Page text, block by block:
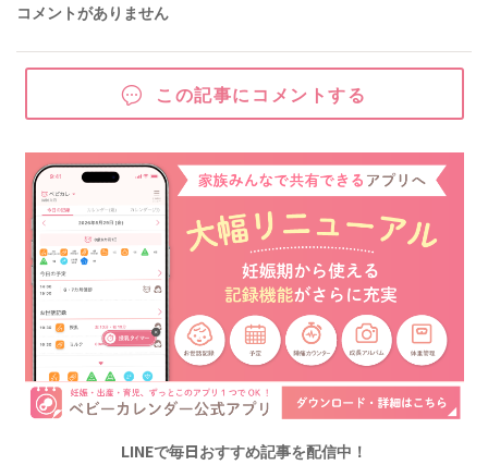
コメントがありません
この記事にコメントする
LINEで毎日おすすめ記事を配信中！